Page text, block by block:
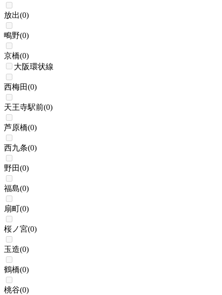
放出(0)
鴫野(0)
京橋(0)
大阪環状線
西梅田(0)
天王寺駅前(0)
芦原橋(0)
西九条(0)
野田(0)
福島(0)
扇町(0)
桜ノ宮(0)
玉造(0)
鶴橋(0)
桃谷(0)